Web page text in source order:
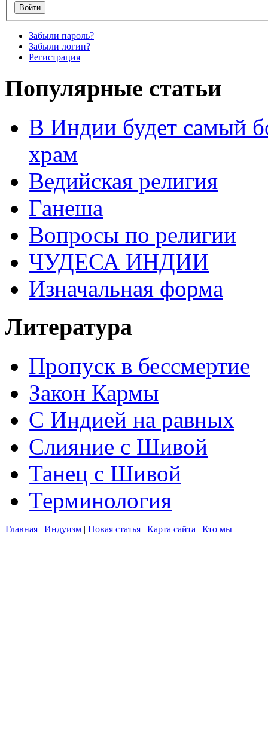
Забыли пароль?
Забыли логин?
Регистрация
Популярные статьи
В Индии будет самый
храм
Ведийская религия
Ганеша
Вопросы по религии
ЧУДЕСА ИНДИИ
Изначальная форма
Литература
Пропуск в бессмертие
Закон Кармы
С Индией на равных
Слияние с Шивой
Танец с Шивой
Терминология
Главная | Индуизм | Новая статья | Карта сайта | Кто мы